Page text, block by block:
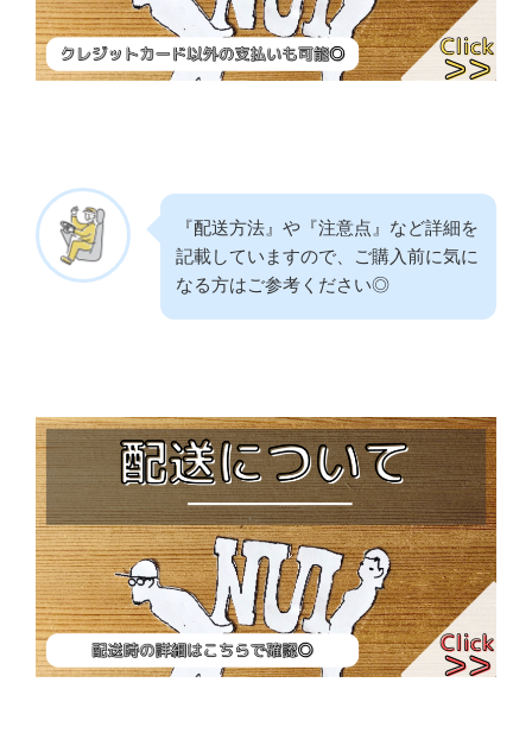
『配送方法』や『注意点』など詳細を
記載していますので、ご購入前に気に
なる方はご参考ください◎